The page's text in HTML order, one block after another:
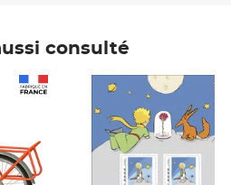
consulté
Prix 6,25€ HT